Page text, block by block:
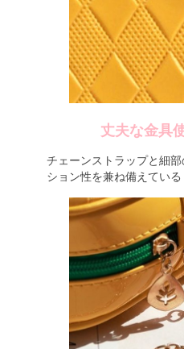
丈夫な金具
チェーンストラップと細
ション性を兼ね備えている